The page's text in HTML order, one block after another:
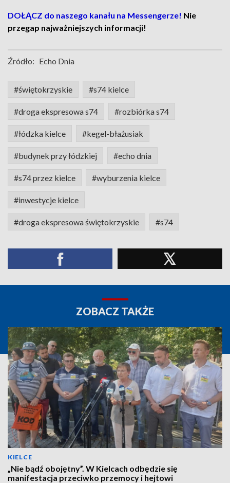
DOŁĄCZ do naszego kanału na Messengerze! Nie
przegap najważniejszych informacji!
Źródło: Echo Dnia
#świętokrzyskie #s74 kielce
#droga ekspresowa s74 #rozbiórka s74
#łódzka kielce #kegel-błażusiak
#budynek przy łódzkiej #echo dnia
#s74 przez kielce #wyburzenia kielce
#inwestycje kielce
#droga ekspresowa świętokrzyskie #s74
ZOBACZ TAKŻE
KIELCE
„Nie bądź obojętny”. W Kielcach odbędzie się
manifestacja przeciwko przemocy i hejtowi